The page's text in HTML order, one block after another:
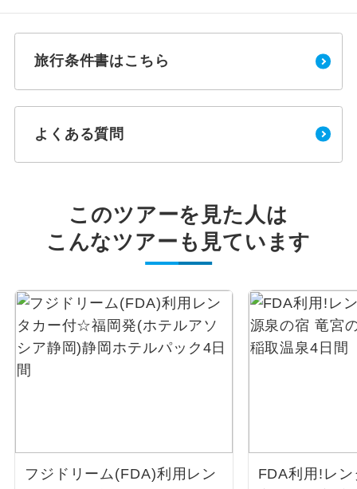
旅行条件書はこちら
よくある質問
このツアーを見た人は
こんなツアーも見ています
フジドリーム(FDA)利用レン
FDA利用!レ